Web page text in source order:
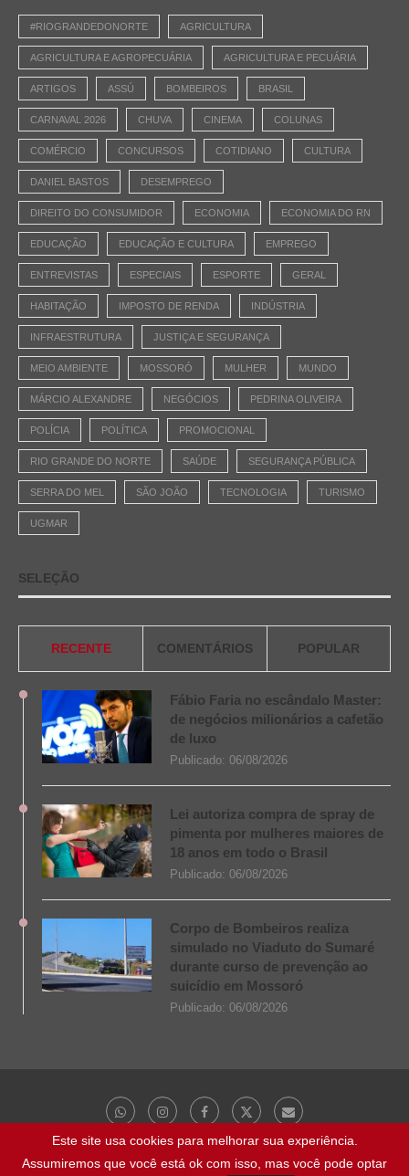
#RIOGRANDEDONORTE AGRICULTURA
AGRICULTURA E AGROPECUÁRIA AGRICULTURA E PECUÁRIA
ARTIGOS ASSÚ BOMBEIROS BRASIL
CARNAVAL 2026 CHUVA CINEMA COLUNAS
COMÉRCIO CONCURSOS COTIDIANO CULTURA
DANIEL BASTOS DESEMPREGO
DIREITO DO CONSUMIDOR ECONOMIA ECONOMIA DO RN
EDUCAÇÃO EDUCAÇÃO E CULTURA EMPREGO
ENTREVISTAS ESPECIAIS ESPORTE GERAL
HABITAÇÃO IMPOSTO DE RENDA INDÚSTRIA
INFRAESTRUTURA JUSTIÇA E SEGURANÇA
MEIO AMBIENTE MOSSORÓ MULHER MUNDO
MÁRCIO ALEXANDRE NEGÓCIOS PEDRINA OLIVEIRA
POLÍCIA POLÍTICA PROMOCIONAL
RIO GRANDE DO NORTE SAÚDE SEGURANÇA PÚBLICA
SERRA DO MEL SÃO JOÃO TECNOLOGIA TURISMO
UGMAR
SELEÇÃO
RECENTE COMENTÁRIOS POPULAR
Fábio Faria no escândalo Master:
de negócios milionários a cafetão
de luxo
Publicado: 06/08/2026
Lei autoriza compra de spray de
pimenta por mulheres maiores de
18 anos em todo o Brasil
Publicado: 06/08/2026
Corpo de Bombeiros realiza
simulado no Viaduto do Sumaré
durante curso de prevenção ao
suicídio em Mossoró
Publicado: 06/08/2026
Este site usa cookies para melhorar sua experiência.
Assumiremos que você está ok com isso, mas você pode optar